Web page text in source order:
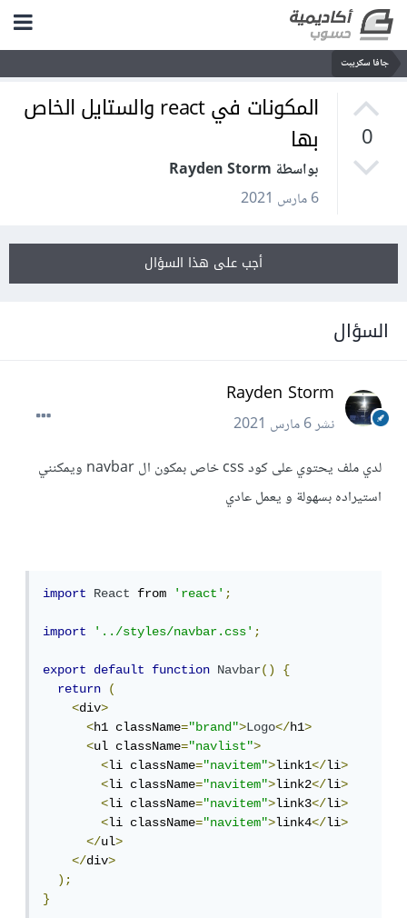
جافا سكريبت
0
المكونات في react والستايل الخاص
بها
بواسطة Rayden Storm
6 مارس 2021
أجب على هذا السؤال
السؤال
Rayden Storm
نشر6 مارس 2021
لدي ملف يحتوي على كود css خاص بمكون ال navbar ويمكنني
استيراده بسهولة و يعمل عادي
import React from 'react';
import '../styles/navbar.css';
export default function Navbar()
{
return
(
<div>
<h1 className="brand">Logo</h1>
<ul className="navlist">
<li className="navitem">link1</li>
<li className="navitem">link2</li>
<li className="navitem">link3</li>
<li className="navitem">link4</li>
</ul>
</div>
);
}